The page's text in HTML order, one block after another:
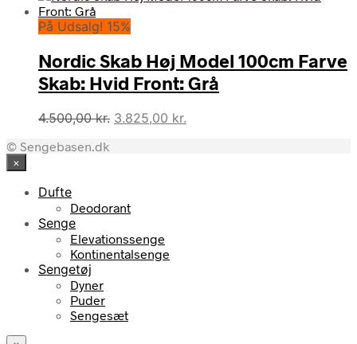
var:
På Udsalg! 15%
Nordic Skab Høj Model 100cm Farve
Skab: Hvid Front: Grå
4.500,00kr. Den
3.825,00 kr.
© Sengebasen.dk
×
Dufte
Deodorant
Senge
Elevationssenge
Kontinentalsenge
Sengetøj
Dyner
Puder
Sengesæt